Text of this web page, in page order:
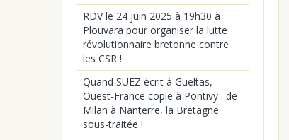
RDV le 24 juin 2025 à 19h30 à
Plouvara pour organiser la lutte
révolutionnaire bretonne contre
les CSR !
Quand SUEZ écrit à Gueltas,
Ouest-France copie à Pontivy : de
Milan à Nanterre, la Bretagne
sous-traitée !